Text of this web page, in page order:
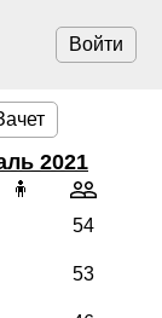
Войти
2021
🧍
54
53